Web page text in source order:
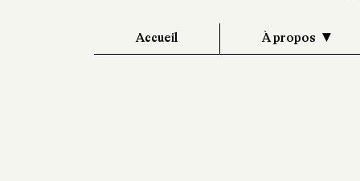
Accueil À propos